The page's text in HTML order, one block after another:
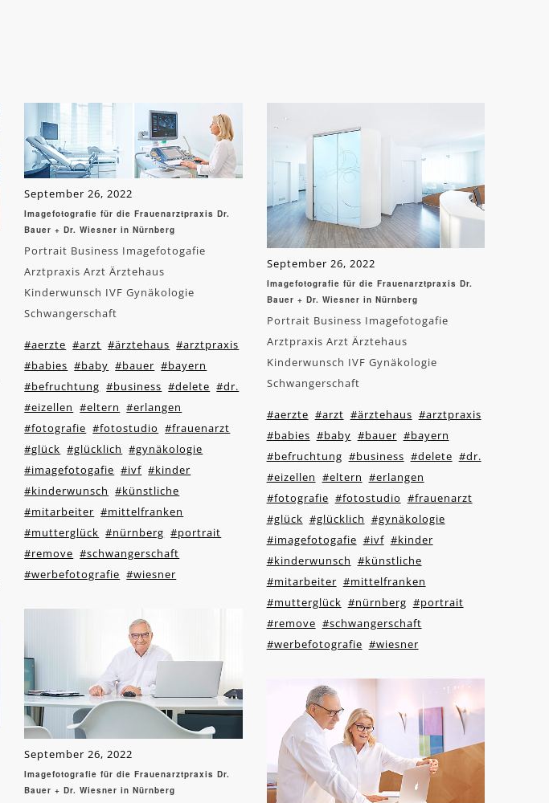
September 26, 2022
Imagefotografie für die Frauenarztpraxis Dr.
Bauer + Dr. Wiesner in Nürnberg
Portrait Business Imagefotogafie
Arztpraxis Arzt Ärztehaus
Kinderwunsch IVF Gynäkologie
Schwangerschaft
#aerzte #arzt #ärztehaus #arztpraxis
#babies #baby #bauer #bayern
#befruchtung #business #delete #dr.
#eizellen #eltern #erlangen
#fotografie #fotostudio #frauenarzt
#glück #glücklich #gynäkologie
#imagefotogafie #ivf #kinder
#kinderwunsch #künstliche
#mitarbeiter #mittelfranken
#mutterglück #nürnberg #portrait
#remove #schwangerschaft
#werbefotografie #wiesner
September 26, 2022
Imagefotografie für die Frauenarztpraxis Dr.
Bauer + Dr. Wiesner in Nürnberg
September 26, 2022
Imagefotografie für die Frauenarztpraxis Dr.
Bauer + Dr. Wiesner in Nürnberg
Portrait Business Imagefotogafie
Arztpraxis Arzt Ärztehaus
Kinderwunsch IVF Gynäkologie
Schwangerschaft
#aerzte #arzt #ärztehaus #arztpraxis
#babies #baby #bauer #bayern
#befruchtung #business #delete #dr.
#eizellen #eltern #erlangen
#fotografie #fotostudio #frauenarzt
#glück #glücklich #gynäkologie
#imagefotogafie #ivf #kinder
#kinderwunsch #künstliche
#mitarbeiter #mittelfranken
#mutterglück #nürnberg #portrait
#remove #schwangerschaft
#werbefotografie #wiesner